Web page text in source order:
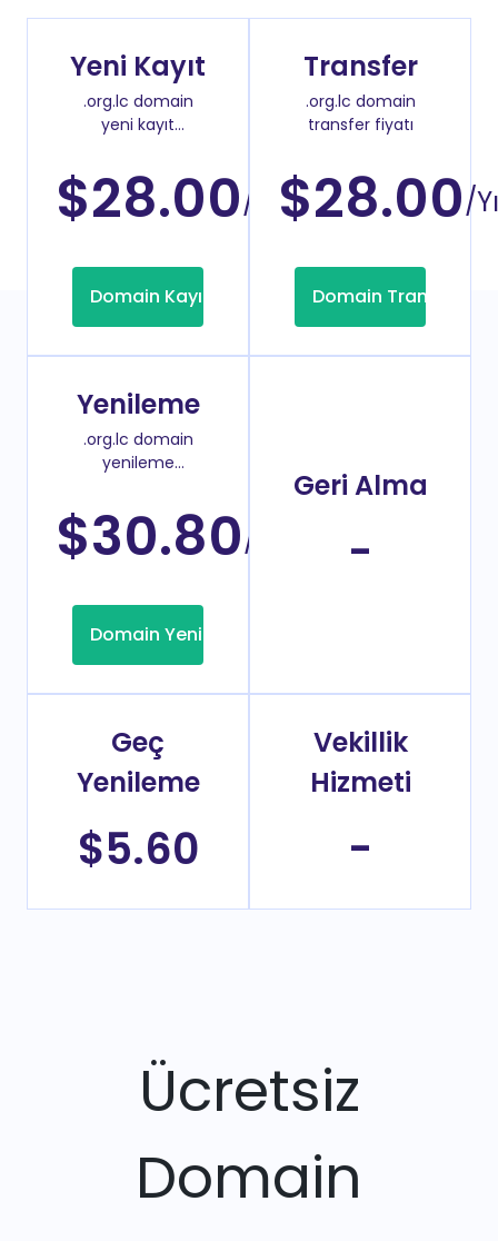
Yeni Kayıt
.org.lc domain
yeni kayıt
$28.00/Yıl
Domain Kayıt
Transfer
.org.lc domain
transfer fiyatı
$28.00/
Domain Transfer
Yenileme
.org.lc domain
yenileme
$30.80/Yıl
Domain Yenileme
Geri Alma
-
Geç
Yenileme
$5.60
Vekillik
Hizmeti
-
Ücretsiz
Domain